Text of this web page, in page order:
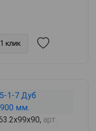
клик
арт.